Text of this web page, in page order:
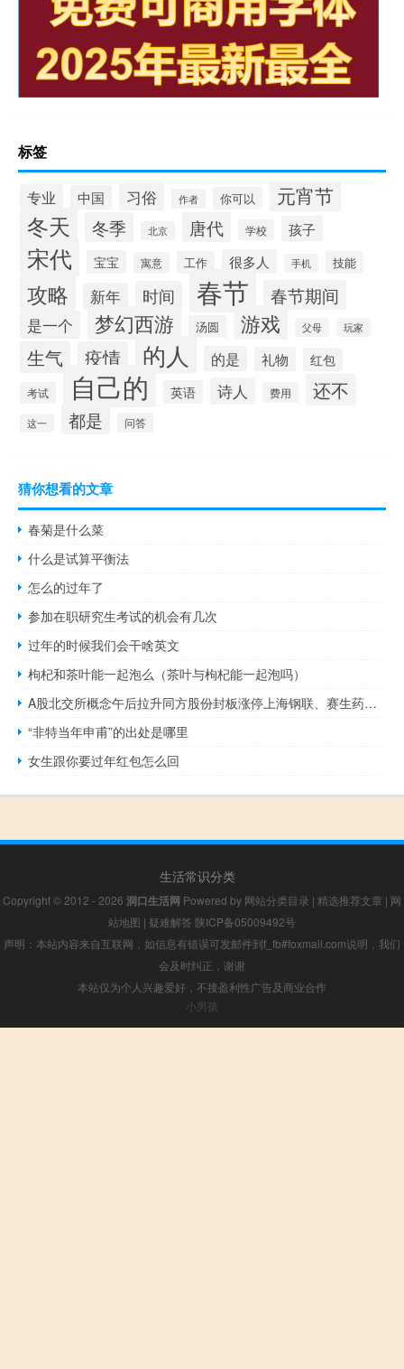
标签
专业 中国 习俗 作者 你可以 元宵节
冬天 冬季 北京 唐代 学校 孩子
宋代 宝宝 寓意 工作 很多人 手机 技能
攻略 新年 时间 春节 春节期间
是一个 梦幻西游 汤圆 游戏 父母 玩家
生气 疫情 的人 的是 礼物 红包
考试 自己的 英语 诗人 费用 还不
这一 都是 问答
猜你想看的文章
春菊是什么菜
什么是试算平衡法
怎么的过年了
参加在职研究生考试的机会有几次
过年的时候我们会干啥英文
枸杞和茶叶能一起泡么（茶叶与枸杞能一起泡吗）
A股北交所概念午后拉升同方股份封板涨停上海钢联、赛生药业、中国银河等跟涨
“非特当年申甫”的出处是哪里
女生跟你要过年红包怎么回
生活常识分类
Copyright © 2012 - 2026 洞口生活网 Powered by 网站分类目录 | 精选推荐文章 | 网
站地图 | 疑难解答 陕ICP备05009492号
声明：本站内容来自互联网，如信息有错误可发邮件到f_fb#foxmail.com说明，我们
会及时纠正，谢谢
本站仅为个人兴趣爱好，不接盈利性广告及商业合作
小男孩